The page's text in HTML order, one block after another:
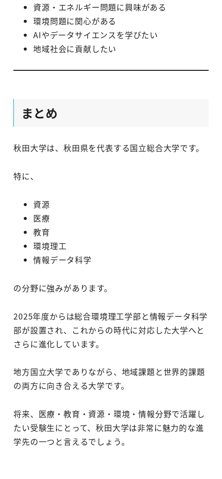
資源・エネルギー問題に興味がある
環境問題に関心がある
AIやデータサイエンスを学びたい
地域社会に貢献したい
まとめ
秋田大学は、秋田県を代表する国立総合大学です。
特に、
資源
医療
教育
環境理工
情報データ科学
の分野に強みがあります。
2025年度からは総合環境理工学部と情報データ科学
部が設置され、これからの時代に対応した大学へと
さらに進化しています。
地方国立大学でありながら、地域課題と世界的課題
の両方に向き合える大学です。
将来、医療・教育・資源・環境・情報分野で活躍し
たい受験生にとって、秋田大学は非常に魅力的な進
学先の一つと言えるでしょう。